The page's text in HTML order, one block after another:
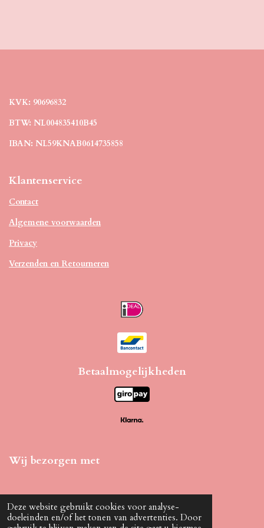
Deze website gebruikt cookies voor analyse-
doeleinden en/of het tonen van advertenties. Door
KVK: 90696832
BTW: NL004835410B45
IBAN: NL59KNAB0614735858
Klantenservice
Contact
Algemene voorwaarden
Privacy
Verzenden en Retourneren
Betaalmogelijkheden
Wij bezorgen met